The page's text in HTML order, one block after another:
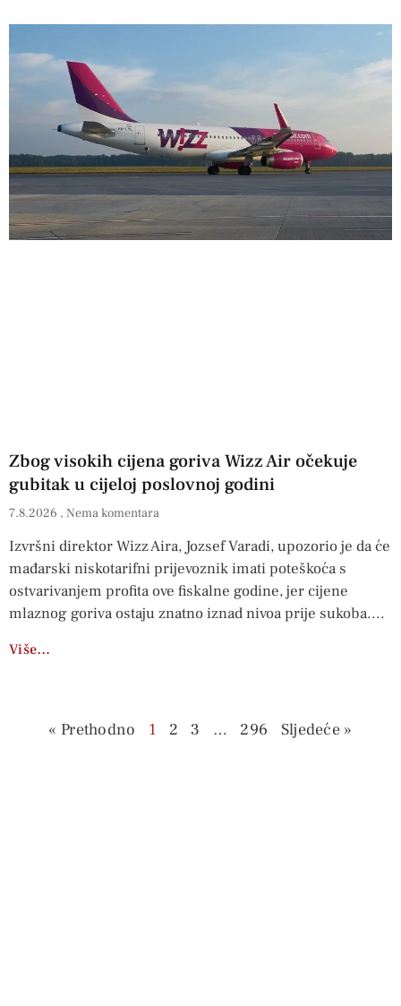
Zbog visokih cijena goriva Wizz Air očekuje
gubitak u cijeloj poslovnoj godini
7.8.2026 Nema komentara
Izvršni direktor Wizz Aira, Jozsef Varadi, upozorio je da će
mađarski niskotarifni prijevoznik imati poteškoća s
ostvarivanjem profita ove fiskalne godine, jer cijene
mlaznog goriva ostaju znatno iznad nivoa prije sukoba.
Više…
« Prethodno 1 2 3 … 296 Sljedeće »